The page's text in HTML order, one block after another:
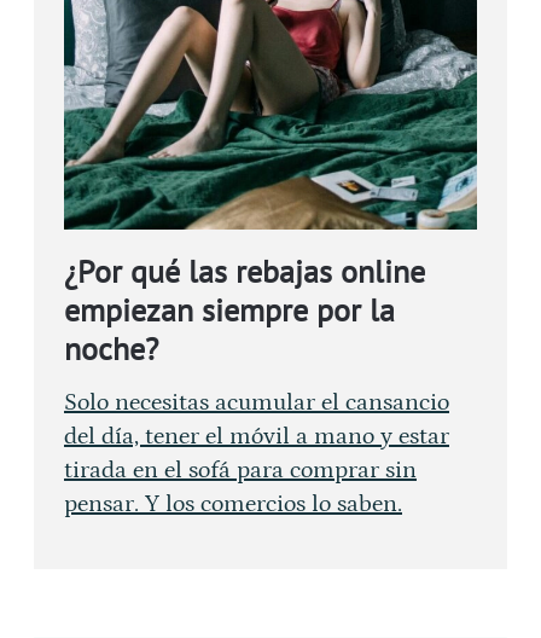
¿Por qué las rebajas online
empiezan siempre por la
noche?
Solo necesitas acumular el cansancio
del día, tener el móvil a mano y estar
tirada en el sofá para comprar sin
pensar. Y los comercios lo saben.